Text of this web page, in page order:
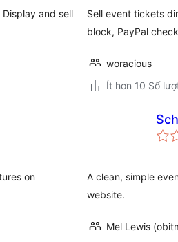
and sell
Sell event tickets
block, PayPal
woracious
Ít hơn 10 Số
on
A clean, simple
website.
Mel Lewis